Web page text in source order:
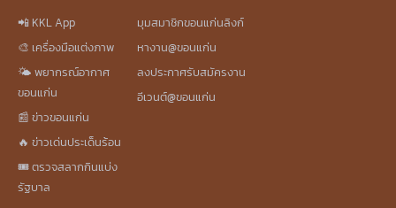
📲 KKL App
🎨 เครื่องมือแต่งภาพ
🌤️ พยากรณ์อากาศ
ขอนแก่น
📰 ข่าวขอนแก่น
🔥 ข่าวเด่นประเด็นร้อน
🎟️ ตรวจสลากกินแบ่ง
รัฐบาล
มุมสมาชิกขอนแก่นลิงก์
หางาน@ขอนแก่น
ลงประกาศรับสมัครงาน
อีเวนต์@ขอนแก่น